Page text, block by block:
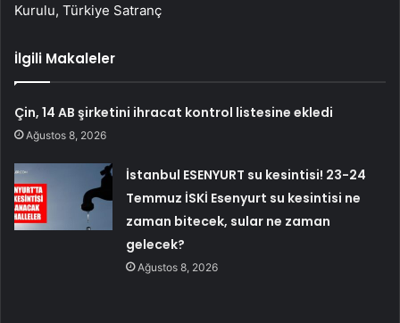
Kurulu, Türkiye Satranç
İlgili Makaleler
Çin, 14 AB şirketini ihracat kontrol listesine ekledi
Ağustos 8, 2026
İstanbul ESENYURT su kesintisi! 23-24
Temmuz İSKİ Esenyurt su kesintisi ne
zaman bitecek, sular ne zaman
gelecek?
Ağustos 8, 2026